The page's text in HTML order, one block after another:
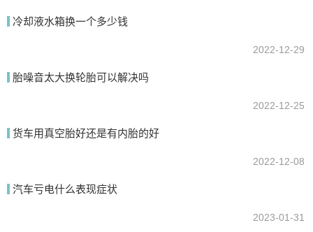
我要回答
冷却液水箱换一个多少钱
2022-12-29
胎噪音太大换轮胎可以解决吗
2022-12-25
货车用真空胎好还是有内胎的好
2022-12-08
汽车亏电什么表现症状
2023-01-31